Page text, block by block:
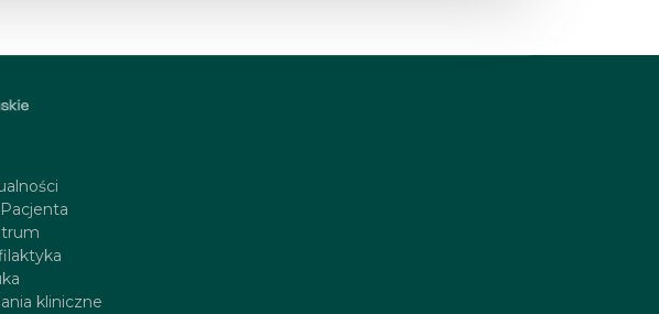
kliniczne